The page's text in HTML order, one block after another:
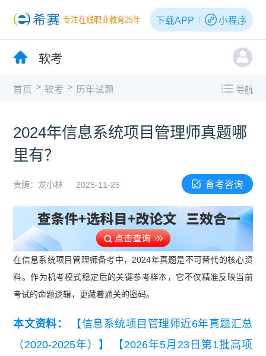
专注在线职业教育25年 下载APP 小程序
软考
首页 > 软考 > 历年试题 导航
2024年信息系统项目管理师真题哪
里有？
责编：龙小林 2025-11-25 备考咨询
在信息系统项目管理师备考中，2024年真题是不可替代的核心资
料。作为机考模式稳定后的关键参考样本，它不仅精准反映当前
考试的命题逻辑，更藏着通关的密码。
本文资料：
【信息系统项目管理师近6年真题汇总
（2020-2025年）】
【2026年5月23日第1批高项